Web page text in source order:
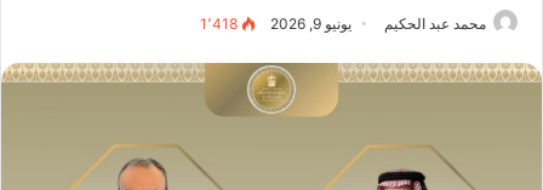
محمد عبد الحكيم يونيو 9, 2026 1٬418